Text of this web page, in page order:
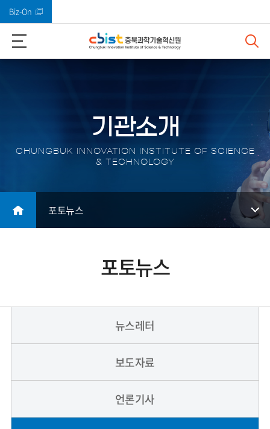
Biz-On
기관소개
CHUNGBUK INNOVATION INSTITUTE OF SCIENCE
& TECHNOLOGY
포토뉴스
포토뉴스
뉴스레터
보도자료
언론기사